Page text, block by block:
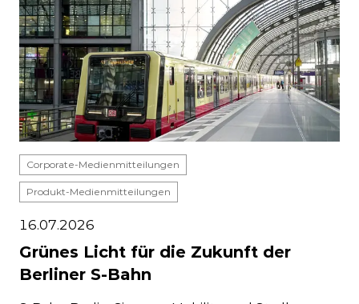
Corporate-Medienmitteilungen
Produkt-Medienmitteilungen
16.07.2026
Grünes Licht für die Zukunft der
Berliner S-Bahn